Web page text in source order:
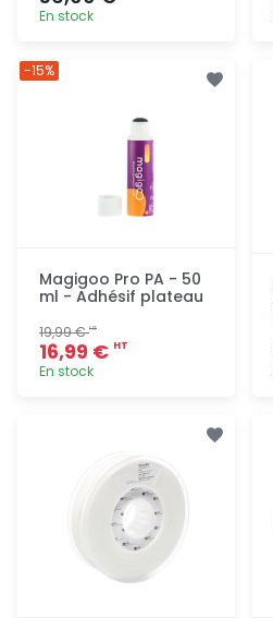
En stock
Magigoo Pro PA - 50
ml - Adhésif plateau
19,99 €HT
16,99 € HT
En stock
-15%